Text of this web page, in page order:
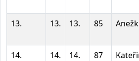
13. 13. 13. 85
14. 14. 14. 87